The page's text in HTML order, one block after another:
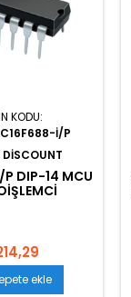
KODU:
I/P
DISCOUNT
DIP-14 MCU
ekle